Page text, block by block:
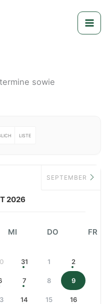
sowie
LISTE
2026
SEPTEMBER
MI DO FR
31 1 2
7 8 9
14 15 16